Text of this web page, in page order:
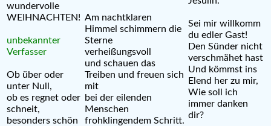
wundervolle
WEIHNACHTEN!
unbekannter
Verfasser
Ob über oder
unter Null,
ob es regnet oder
schneit,
besonders schön
Am nachtklaren
Himmel schimmern die
Sterne
verheißungsvoll
und schauen das
Treiben und freuen sich
mit
bei der eilenden
Menschen
frohklingendem Schritt.
Sei mir willkomm
du edler Gast!
Den Sünder nicht
verschmähet hast
Und kömmst ins
Elend her zu mir,
Wie soll ich
immer danken
dir?